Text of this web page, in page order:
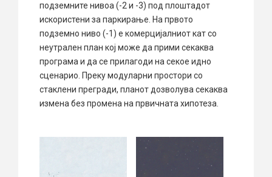
подземните нивоа (-2 и -3) под плоштадот
искористени за паркирање. На првото
подземно ниво (-1) е комерцијалниот кат со
неутрален план кој може да прими секаква
програма и да се прилагоди на секое идно
сценарио. Преку модуларни простори со
стаклени прегради, планот дозволува секаква
измена без промена на првичната хипотеза.